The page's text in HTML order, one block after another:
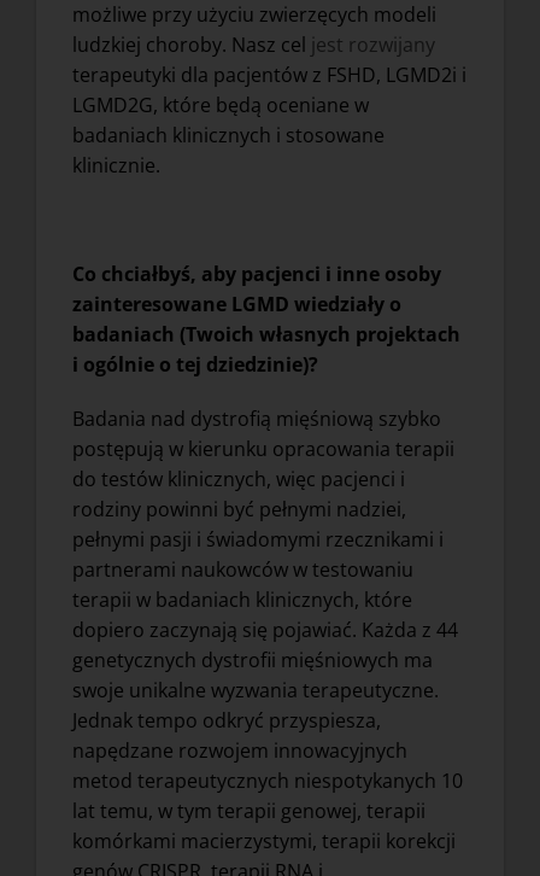
możliwe przy użyciu zwierzęcych modeli
ludzkiej choroby. Nasz cel jest rozwijany
terapeutyki dla pacjentów z FSHD, LGMD2i i
LGMD2G, które będą oceniane w
badaniach klinicznych i stosowane
klinicznie.
Co chciałbyś, aby pacjenci i inne osoby
zainteresowane LGMD wiedziały o
badaniach (Twoich własnych projektach
i ogólnie o tej dziedzinie)?
Badania nad dystrofią mięśniową szybko
postępują w kierunku opracowania terapii
do testów klinicznych, więc pacjenci i
rodziny powinni być pełnymi nadziei,
pełnymi pasji i świadomymi rzecznikami i
partnerami naukowców w testowaniu
terapii w badaniach klinicznych, które
dopiero zaczynają się pojawiać. Każda z 44
genetycznych dystrofii mięśniowych ma
swoje unikalne wyzwania terapeutyczne.
Jednak tempo odkryć przyspiesza,
napędzane rozwojem innowacyjnych
metod terapeutycznych niespotykanych 10
lat temu, w tym terapii genowej, terapii
komórkami macierzystymi, terapii korekcji